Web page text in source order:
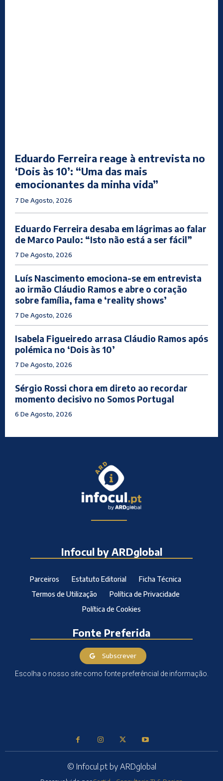
Eduardo Ferreira reage à entrevista no
‘Dois às 10’: “Uma das mais
emocionantes da minha vida”
7 De Agosto, 2026
Eduardo Ferreira desaba em lágrimas ao falar
de Marco Paulo: “Isto não está a ser fácil”
7 De Agosto, 2026
Luís Nascimento emociona-se em entrevista
ao irmão Cláudio Ramos e abre o coração
sobre família, fama e ‘reality shows’
7 De Agosto, 2026
Isabela Figueiredo arrasa Cláudio Ramos após
polémica no ‘Dois às 10’
7 De Agosto, 2026
Sérgio Rossi chora em direto ao recordar
momento decisivo no Somos Portugal
6 De Agosto, 2026
Infocul by ARDglobal
Parceiros Estatuto Editorial
Ficha Técnica
Termos de Utilização
Política de Privacidade
Política de Cookies
Fonte Preferida
Subscrever
Escolha o nosso site como fonte preferêncial de informação.
© Infocul.pt by ARDglobal